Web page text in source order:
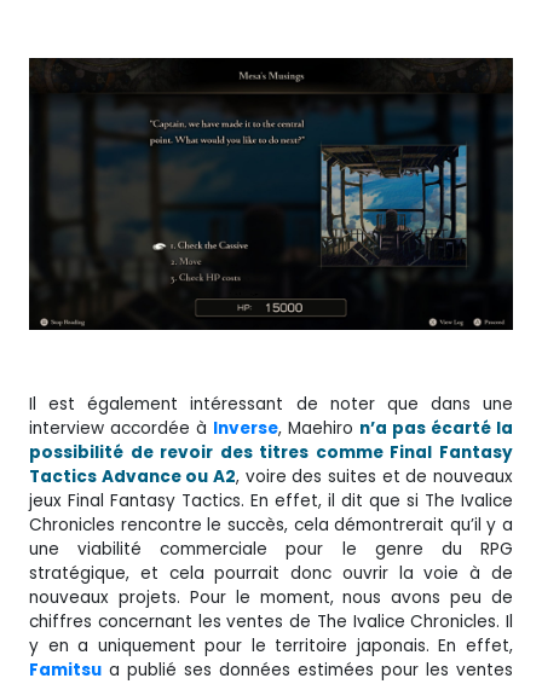
Il est également intéressant de noter que dans une
interview accordée à Inverse, Maehiro n’a pas écarté la
possibilité de revoir des titres comme Final Fantasy
Tactics Advance ou A2, voire des suites et de nouveaux
jeux Final Fantasy Tactics. En effet, il dit que si The Ivalice
Chronicles rencontre le succès, cela démontrerait qu’il y a
une viabilité commerciale pour le genre du RPG
stratégique, et cela pourrait donc ouvrir la voie à de
nouveaux projets. Pour le moment, nous avons peu de
chiffres concernant les ventes de The Ivalice Chronicles. Il
y en a uniquement pour le territoire japonais. En effet,
Famitsu a publié ses données estimées pour les ventes